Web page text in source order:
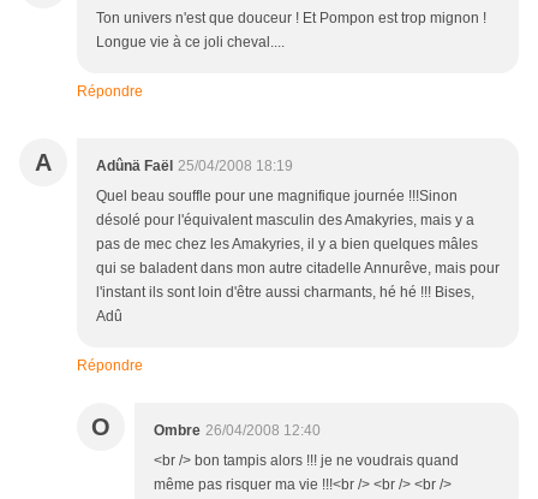
Ton univers n'est que douceur ! Et Pompon est trop mignon !
Longue vie à ce joli cheval....
Répondre
A Adûnä Faël 25/04/2008 18:19
Quel beau souffle pour une magnifique journée !!!Sinon
désolé pour l'équivalent masculin des Amakyries, mais y a
pas de mec chez les Amakyries, il y a bien quelques mâles
qui se baladent dans mon autre citadelle Annurêve, mais pour
l'instant ils sont loin d'être aussi charmants, hé hé !!! Bises,
Adû
Répondre
O Ombre 26/04/2008 12:40
<br /> bon tampis alors !!! je ne voudrais quand
même pas risquer ma vie !!!<br /> <br /> <br />